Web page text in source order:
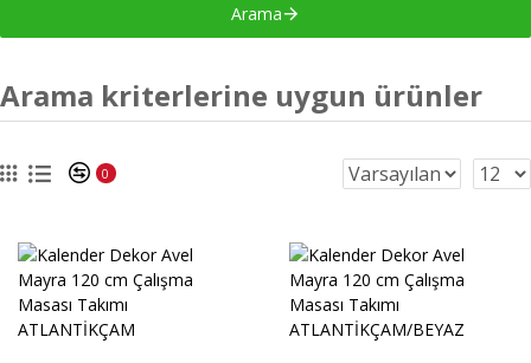
Arama
Arama kriterlerine uygun ürünler
0